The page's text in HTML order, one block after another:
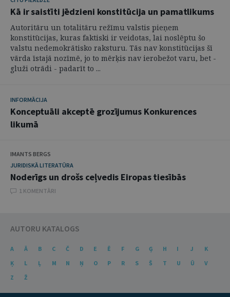
Kā ir saistīti jēdzieni konstitūcija un pamatlikums
Autoritāru un totalitāru režīmu valstis pieņem
konstitūcijas, kuras faktiski ir veidotas, lai noslēptu šo
valstu nedemokrātisko raksturu. Tās nav konstitūcijas šī
vārda īstajā nozīmē, jo to mērķis nav ierobežot varu, bet -
gluži otrādi - padarīt to ...
INFORMĀCIJA
Konceptuāli akceptē grozījumus Konkurences
likumā
IMANTS BERGS
JURIDISKĀ LITERATŪRA
Noderīgs un drošs ceļvedis Eiropas tiesībās
1 KOMENTĀRI
AUTORU KATALOGS
A Ā B C Č D E Ē F G Ģ H I J
K
Ķ
L Ļ M N Ņ O P R S Š T U Ū
V
Z
Ž